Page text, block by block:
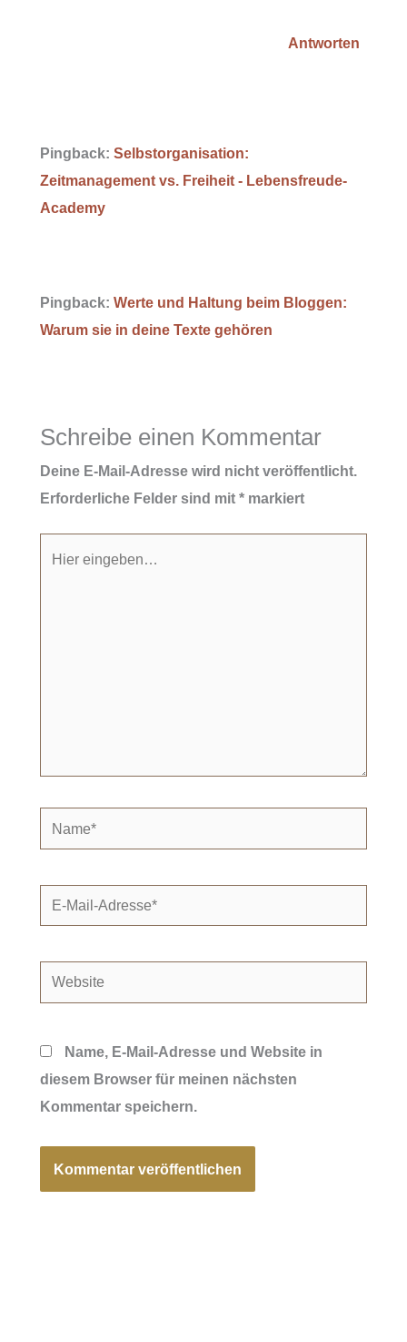
Antworten
Pingback: Selbstorganisation:
Zeitmanagement vs. Freiheit - Lebensfreude-
Academy
Pingback: Werte und Haltung beim Bloggen:
Warum sie in deine Texte gehören
Schreibe einen Kommentar
Deine E-Mail-Adresse wird nicht veröffentlicht.
Erforderliche Felder sind mit *markiert
Name*
E-
Mail-
Website
Name, E-Mail-Adresse und Website in
diesem Browser für meinen nächsten
Kommentar speichern.